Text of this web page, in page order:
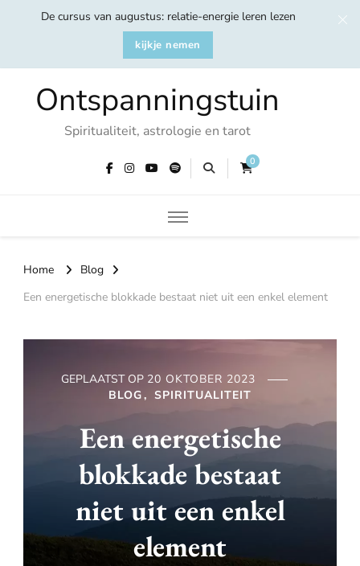
De cursus van augustus: relatie-energie leren lezen
kijkje nemen
Ontspanningstuin
Spiritualiteit, astrologie en tarot
0
Home
Blog
Een energetische blokkade bestaat niet uit een enkel element
GEPLAATST OP 20 OKTOBER 2023
BLOG
SPIRITUALITEIT
Een energetische
blokkade bestaat
niet uit een enkel
element